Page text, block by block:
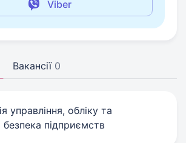
Viber
Вакансії 0
управління, обліку та
безпека підприємств